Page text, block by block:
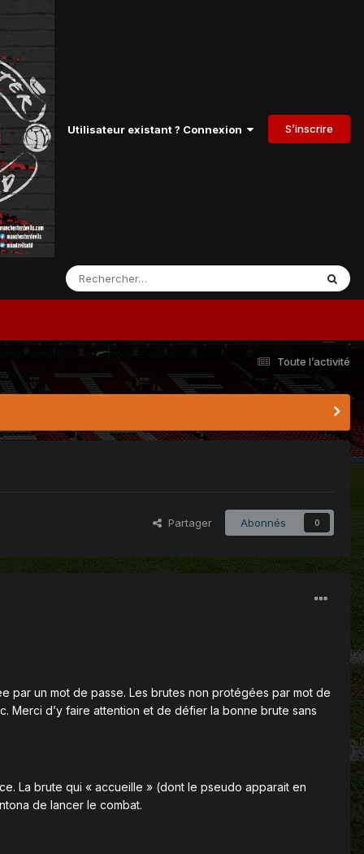
Utilisateur existant ? Connexion S’inscrire
Toute l’activité
Partager Abonnés 0
par un mot de passe. Les brutes non protégées par mot de
Merci d’y faire attention et de défier la bonne brute sans
La brute qui « accueille » (dont le pseudo apparait en
de lancer le combat.